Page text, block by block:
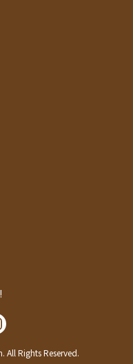
Rights Reserved.